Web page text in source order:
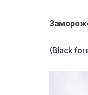
(Black